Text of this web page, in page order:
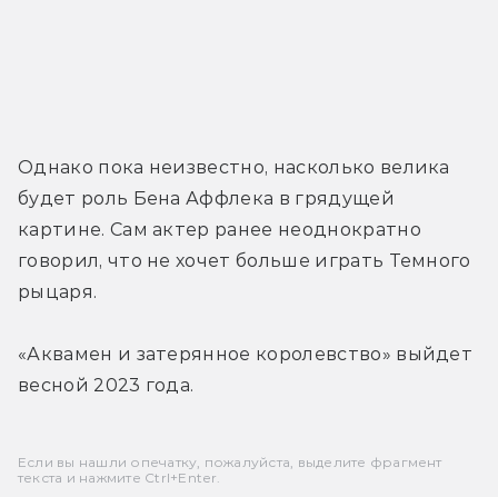
Однако пока неизвестно, насколько велика
будет роль Бена Аффлека в грядущей
картине. Сам актер ранее неоднократно
говорил, что не хочет больше играть Темного
рыцаря.
«Аквамен и затерянное королевство» выйдет
весной 2023 года.
Если вы нашли опечатку, пожалуйста, выделите фрагмент
текста и нажмите Ctrl+Enter.